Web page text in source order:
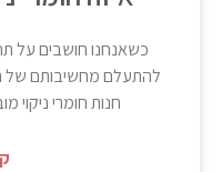
כשאנחנו חושבים על
להתעלם מחשיבותם של
חנות חומרי ניקוי